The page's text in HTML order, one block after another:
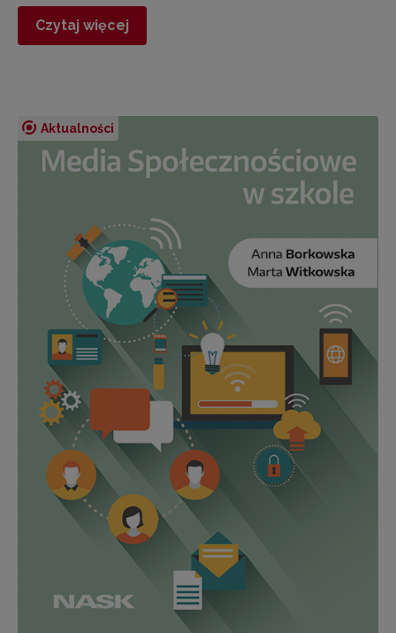
Czytaj więcej
Aktualności